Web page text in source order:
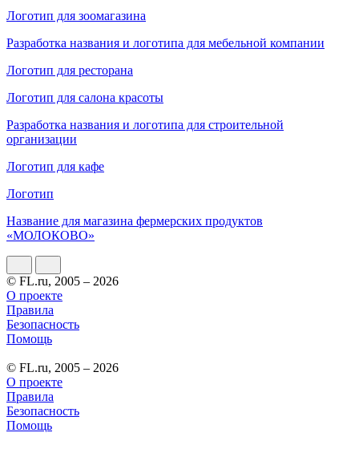
Логотип для зоомагазина
Разработка названия и логотипа для мебельной компании
Логотип для ресторана
Логотип для салона красоты
Разработка названия и логотипа для строительной
организации
Логотип для кафе
Логотип
Название для магазина фермерских продуктов
«МОЛОКОВО»
© FL.ru, 2005 – 2026
О проекте
Правила
Безопасность
Помощь
© FL.ru, 2005 – 2026
О проекте
Правила
Безопасность
Помощь